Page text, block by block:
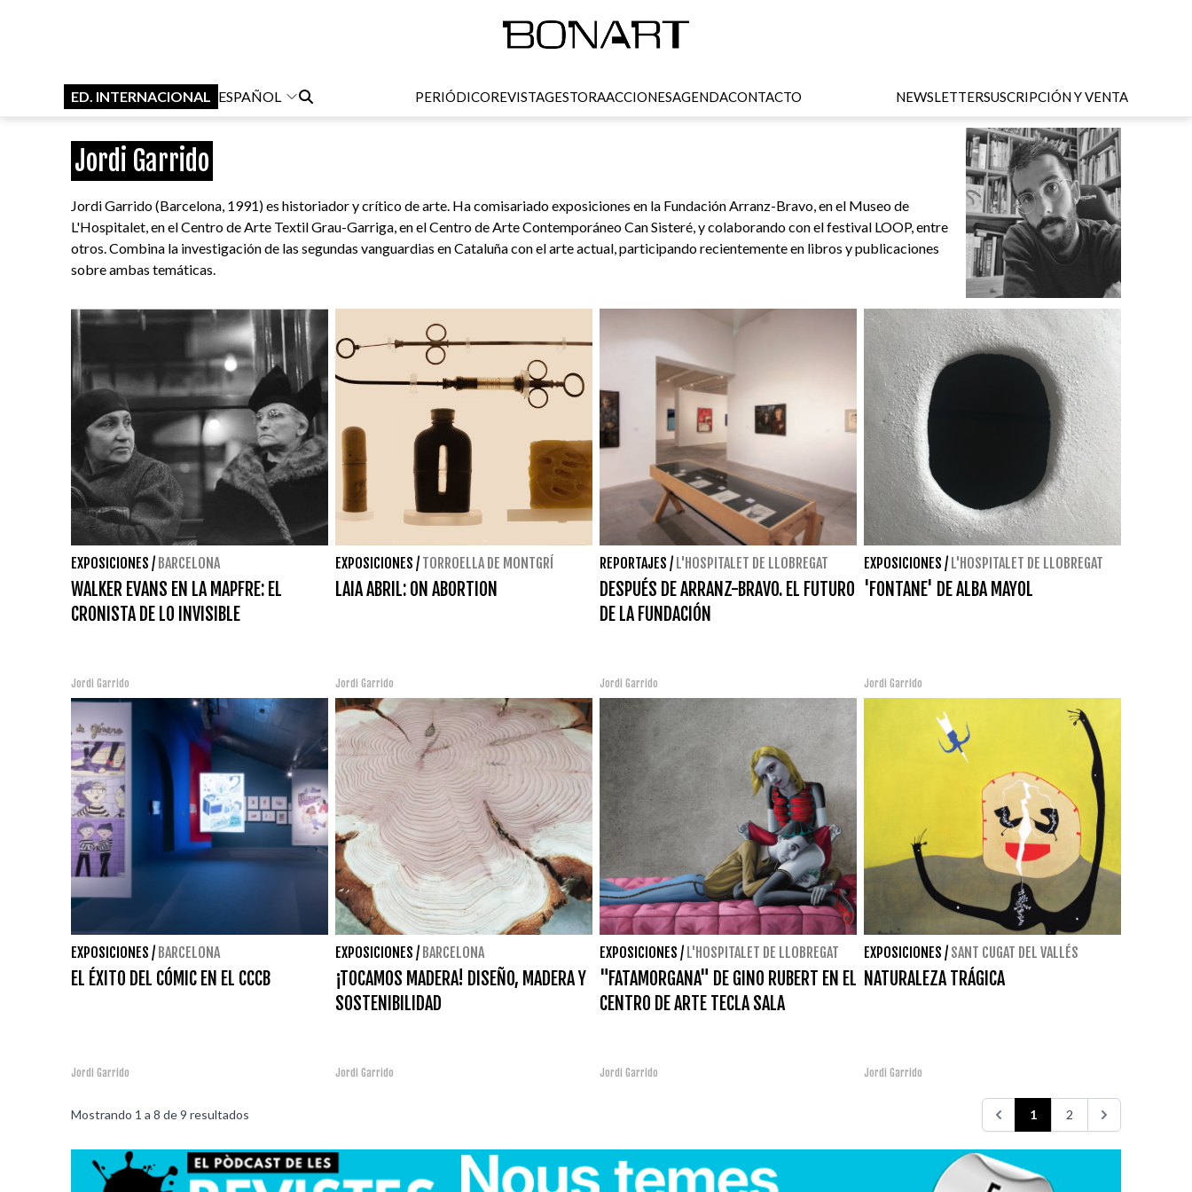
ED. INTERNACIONAL ESPAÑOL PERIÓDICOREVISTAGESTORAACCIONESAGENDACONTACTO NEWSLETTERSUSCRIPCIÓN Y VENTA
Jordi Garrido
Jordi Garrido (Barcelona, 1991) es historiador y crítico de arte. Ha comisariado exposiciones en la Fundación Arranz-Bravo, en el Museo de
L'Hospitalet, en el Centro de Arte Textil Grau-Garriga, en el Centro de Arte Contemporáneo Can Sisteré, y colaborando con el festival LOOP, entre
otros. Combina la investigación de las segundas vanguardias en Cataluña con el arte actual, participando recientemente en libros y publicaciones
sobre ambas temáticas.
EXPOSICIONES / BARCELONA
WALKER EVANS EN LA MAPFRE: EL
CRONISTA DE LO INVISIBLE
Jordi Garrido
EXPOSICIONES / TORROELLA DE MONTGRÍ
LAIA ABRIL: ON ABORTION
Jordi Garrido
REPORTAJES / L'HOSPITALET DE LLOBREGAT
DESPUÉS DE ARRANZ-BRAVO. EL FUTURO
DE LA FUNDACIÓN
Jordi Garrido
EXPOSICIONES / L'HOSPITALET DE LLOBREGAT
'FONTANE' DE ALBA MAYOL
Jordi Garrido
EXPOSICIONES / BARCELONA
EL ÉXITO DEL CÓMIC EN EL CCCB
Jordi Garrido
EXPOSICIONES / BARCELONA
¡TOCAMOS MADERA! DISEÑO, MADERA Y
SOSTENIBILIDAD
Jordi Garrido
EXPOSICIONES / L'HOSPITALET DE LLOBREGAT
"FATAMORGANA" DE GINO RUBERT EN EL
CENTRO DE ARTE TECLA SALA
Jordi Garrido
EXPOSICIONES / SANT CUGAT DEL VALLÉS
NATURALEZA TRÁGICA
Jordi Garrido
Mostrando 1 a 8 de9 resultados 1 2